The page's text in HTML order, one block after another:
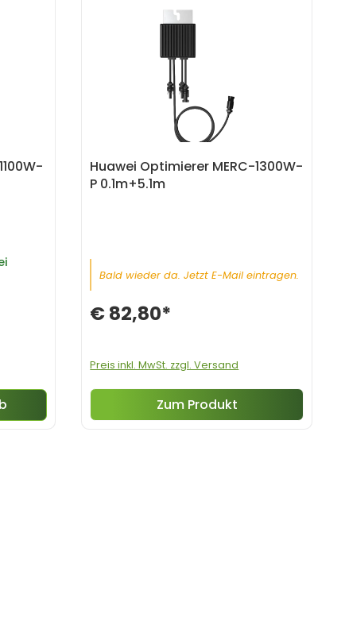
Huawei Optimierer MERC-1300W-
P 0.1m+5.1m
Bald wieder da. Jetzt E-Mail eintragen.
€ 82,80*
Preis inkl. MwSt. zzgl. Versand
Zum Produkt